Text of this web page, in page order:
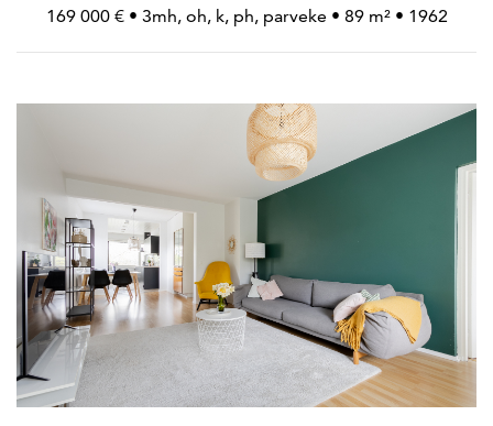
169 000 € • 3mh, oh, k, ph, parveke • 89 m² • 1962